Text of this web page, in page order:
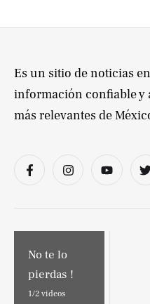
No te lo
pierdas !
1/2 videos
Es un sitio de noticias
información confiable y
más relevantes de